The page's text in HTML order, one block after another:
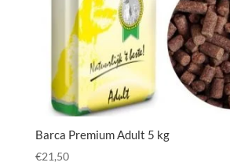
Barca Premium Adult 5 kg
€21,50